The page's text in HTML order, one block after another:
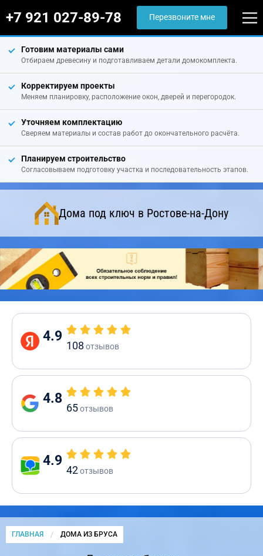
+7 921 027-89-78 Перезвоните мне
Готовим материалы сами
Отбираем древесину и подготавливаем детали домокомплекта.
Корректируем проекты
Меняем планировку, расположение окон, дверей и перегородок.
Уточняем комплектацию
Сверяем материалы и состав работ до окончательного расчёта.
Планируем строительство
Согласовываем подготовку участка и последовательность этапов.
Дома под ключ в Ростове-на-Дону
4.9
108 отзывов
4.8
65отзывов
4.9
42отзывов
ГЛАВНАЯ CURRENT:
ДОМА ИЗ БРУСА